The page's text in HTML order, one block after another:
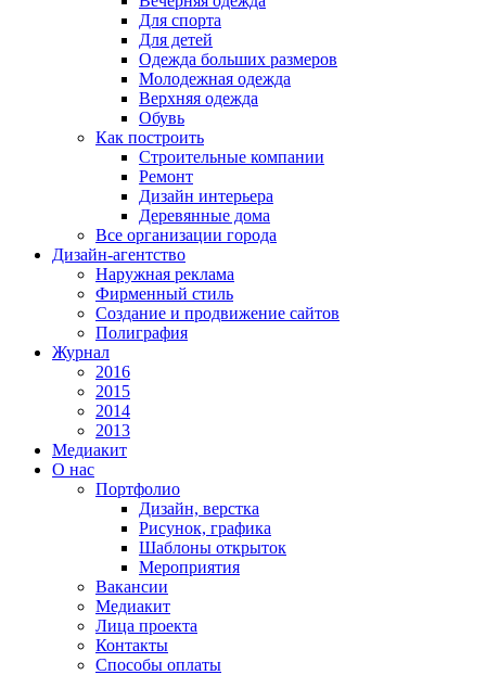
Для спорта
Для детей
Одежда больших размеров
Молодежная одежда
Верхняя одежда
Обувь
Как построить
Строительные компании
Ремонт
Дизайн интерьера
Деревянные дома
Все организации города
Дизайн-агентство
Наружная реклама
Фирменный стиль
Создание и продвижение сайтов
Полиграфия
Журнал
2016
2015
2014
2013
Медиакит
О нас
Портфолио
Дизайн, верстка
Рисунок, графика
Шаблоны открыток
Мероприятия
Вакансии
Медиакит
Лица проекта
Контакты
Способы оплаты